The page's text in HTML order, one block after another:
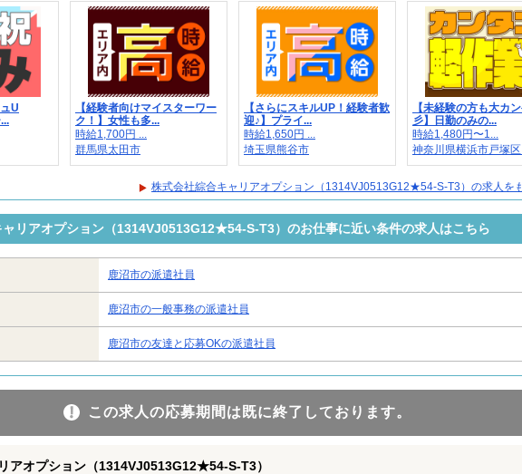
U
【経験者向けマイスターワー
ク！】女性も多...
時給1,700円 ...
群馬県太田市
【さらにスキルUP！経験者歓
迎♪】プライ...
時給1,650円 ...
埼玉県熊谷市
【未経験の方も大カ
彡】日勤のみの...
時給1,480円〜1...
神奈川県横浜市戸塚
株式会社綜合キャリアオプション（1314VJ0513G12★54-S-T3）の求人を
リアオプション（1314VJ0513G12★54-S-T3）のお仕事に近い条件の求人はこちら
鹿沼市の派遣社員
鹿沼市の一般事務の派遣社員
鹿沼市の友達と応募OKの派遣社員
この求人の応募期間は既に終了しております。
アオプション（1314VJ0513G12★54-S-T3）